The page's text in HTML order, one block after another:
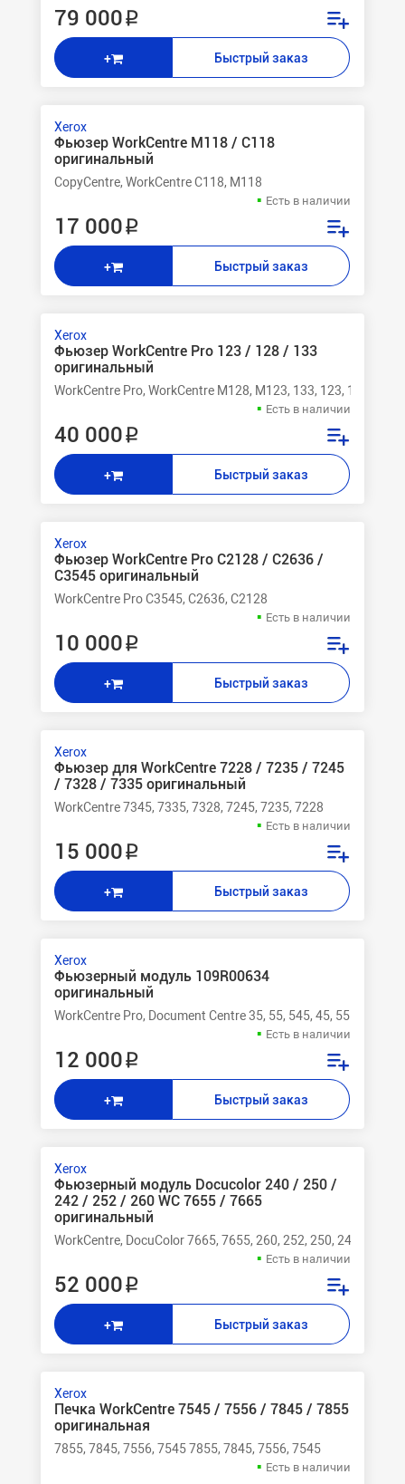
79 000 ₽
+ Быстрый заказ
Xerox
Фьюзер WorkCentre M118 / C118
оригинальный
CopyCentre, WorkCentre C118, M118
Есть в наличии
17 000 ₽
+ Быстрый заказ
Xerox
Фьюзер WorkCentre Pro 123 / 128 / 133
оригинальный
WorkCentre Pro, WorkCentre M128, M123, 133, 123, 128,
Есть в наличии
40 000 ₽
+ Быстрый заказ
Xerox
Фьюзер WorkCentre Pro C2128 / C2636 /
C3545 оригинальный
WorkCentre Pro C3545, C2636, C2128
Есть в наличии
10 000 ₽
+ Быстрый заказ
Xerox
Фьюзер для WorkCentre 7228 / 7235 / 7245
/ 7328 / 7335 оригинальный
WorkCentre 7345, 7335, 7328, 7245, 7235, 7228
Есть в наличии
15 000 ₽
+ Быстрый заказ
Xerox
Фьюзерный модуль 109R00634
оригинальный
WorkCentre Pro, Document Centre 35, 55, 545, 45, 555, 535
Есть в наличии
12 000 ₽
+ Быстрый заказ
Xerox
Фьюзерный модуль Docucolor 240 / 250 /
242 / 252 / 260 WC 7655 / 7665
оригинальный
WorkCentre, DocuColor 7665, 7655, 260, 252, 250, 242, 240
Есть в наличии
52 000 ₽
+ Быстрый заказ
Xerox
Печка WorkCentre 7545 / 7556 / 7845 / 7855
оригинальная
7855, 7845, 7556, 7545 7855, 7845, 7556, 7545
Есть в наличии